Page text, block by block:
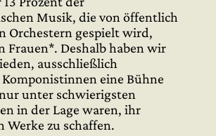
Musik, die von öffentlich
Orchestern gespielt wird,
Frauen*. Deshalb haben wir
ausschließlich
eine Bühne
unter schwierigsten
in der Lage waren, ihr
Werke zu schaffen.